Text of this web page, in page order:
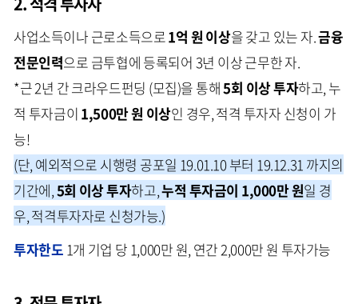
사업소득이나 근로소득으로1억 원 이상을 갖고 있는 자.금융
전문인력으로 금투협에 등록되어 3년 이상 근무한 자.
*근 2년 간 크라우드펀딩 (모집)을 통해5회 이상 투자하고, 누
적 투자금이 1,500만 원 이상인 경우, 적격 투자자 신청이 가
능!
(단, 예외적으로 시행령 공포일 19.01.10 부터 19.12.31 까지의
기간에,5회 이상 투자하고,누적 투자금이 1,000만 원일 경
우, 적격투자자로 신청가능.)
투자한도 1개 기업 당 1,000만 원, 연간 2,000만 원 투자가능